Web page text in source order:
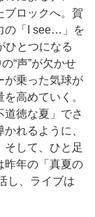
ブロックへ。賀
の「I see…」を
ひとつになる
“声”が欠かせ
が乗った気球が
高めていく。
徳な夏」でさ
れるように、
そして、ひと足
昨年の「真夏の
し、ライブは